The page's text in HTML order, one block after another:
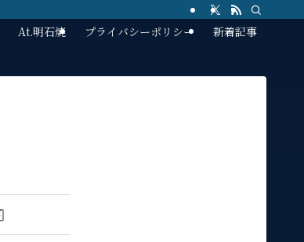
At.明石焼 プライバシーポリシー 新着記事